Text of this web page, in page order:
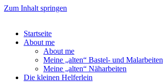
Zum Inhalt springen
Startseite
About me
About me
Meine „alten“ Bastel- und Malarbeiten
Meine „alten“ Näharbeiten
Die kleinen Helferlein